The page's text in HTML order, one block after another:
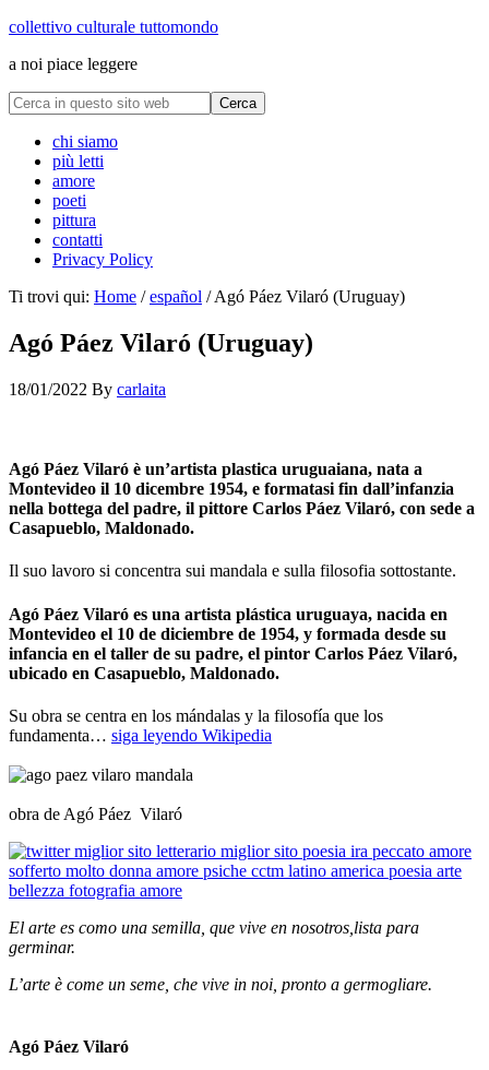
collettivo culturale tuttomondo
a noi piace leggere
chi siamo
più letti
amore
poeti
pittura
contatti
Privacy Policy
Ti trovi qui: Home / español /Agó Páez Vilaró (Uruguay)
Agó Páez Vilaró (Uruguay)
18/01/2022 By carlaita
Agó Páez Vilaró è un’artista plastica uruguaiana, nata a
Montevideo il 10 dicembre 1954, e formatasi fin dall’infanzia
nella bottega del padre, il pittore Carlos Páez Vilaró, con sede a
Casapueblo, Maldonado.
Il suo lavoro si concentra sui mandala e sulla filosofia sottostante.
Agó Páez Vilaró es una artista plástica uruguaya, nacida en
Montevideo el 10 de diciembre de 1954, y formada desde su
infancia en el taller de su padre, el pintor Carlos Páez Vilaró,
ubicado en Casapueblo, Maldonado.
Su obra se centra en los mándalas y la filosofía que los
fundamenta… siga leyendo Wikipedia
obra de Agó Páez Vilaró
El arte es como una semilla, que vive en nosotros,lista para
germinar.
L’arte è come un seme, che vive in noi, pronto a germogliare.
Agó Páez Vilaró